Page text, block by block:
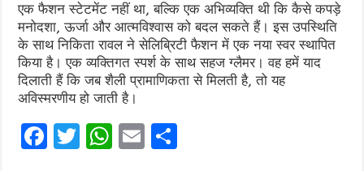
एक फैशन स्टेटमेंट नहीं था, बल्कि एक अभिव्यक्ति थी कि कैसे कपड़े
मनोदशा, ऊर्जा और आत्मविश्वास को बदल सकते हैं। इस उपस्थिति
के साथ निकिता रावल ने सेलिब्रिटी फैशन में एक नया स्वर स्थापित
किया है। एक व्यक्तिगत स्पर्श के साथ सहज ग्लैमर। वह हमें याद
दिलाती हैं कि जब शैली प्रामाणिकता से मिलती है, तो यह
अविस्मरणीय हो जाती है।
F
T
W E